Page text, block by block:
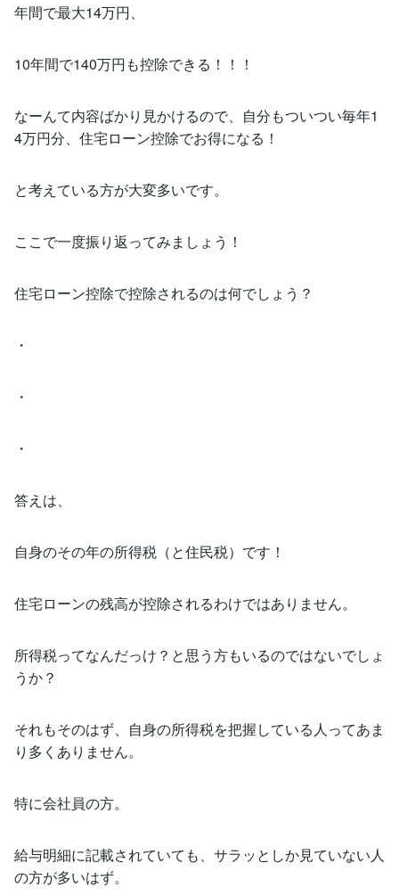
年間で最大14万円、
10年間で140万円も控除できる！！！
なーんて内容ばかり見かけるので、自分もついつい毎年1
4万円分、住宅ローン控除でお得になる！
と考えている方が大変多いです。
ここで一度振り返ってみましょう！
住宅ローン控除で控除されるのは何でしょう？
・
・
・
答えは、
自身のその年の所得税（と住民税）です！
住宅ローンの残高が控除されるわけではありません。
所得税ってなんだっけ？と思う方もいるのではないでしょ
うか？
それもそのはず、自身の所得税を把握している人ってあま
り多くありません。
特に会社員の方。
給与明細に記載されていても、サラッとしか見ていない人
の方が多いはず。